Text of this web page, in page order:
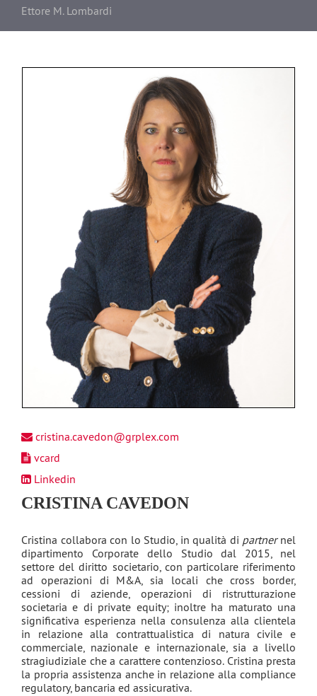
Ettore M. Lombardi
cristina.cavedon@grplex.com
vcard
Linkedin
CRISTINA CAVEDON
Cristina collabora con lo Studio, in qualità di partner nel
dipartimento Corporate dello Studio dal 2015, nel
settore del diritto societario, con particolare riferimento
ad operazioni di M&A, sia locali che cross border,
cessioni di aziende, operazioni di ristrutturazione
societaria e di private equity; inoltre ha maturato una
significativa esperienza nella consulenza alla clientela
in relazione alla contrattualistica di natura civile e
commerciale, nazionale e internazionale, sia a livello
stragiudiziale che a carattere contenzioso. Cristina presta
la propria assistenza anche in relazione alla compliance
regulatory, bancaria ed assicurativa.